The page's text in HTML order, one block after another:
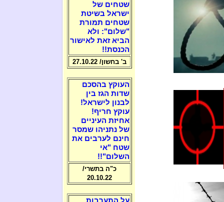
שטחים של
ישראל בשיטת
שטחים תמורת
"שלום": ולא
הביא זאת לאישור
הכנסת!!
ב' בחשון/ 27.10.22
העוקץ בהסכם
שדות הגז בין
לבנון לישראל!
עוקץ חריף!
אחיזת העיניים
של נתניהו שמסר
חינם לערבים את
שטח "אי
השלום"!!
כ"ה בתשרי/
20.10.22